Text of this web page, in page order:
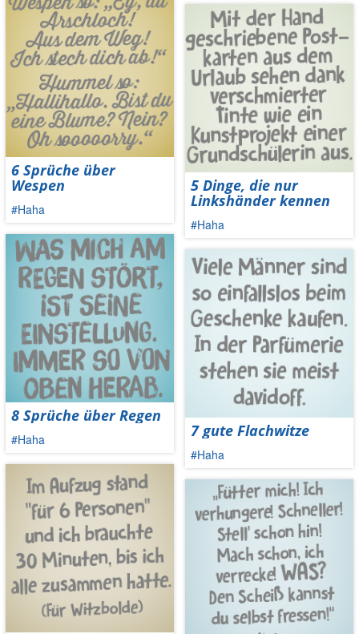
6 Sprüche über
Wespen
#Haha
8 Sprüche über Regen
#Haha
5 Dinge, die nur
Linkshänder kennen
#Haha
7 gute Flachwitze
#Haha